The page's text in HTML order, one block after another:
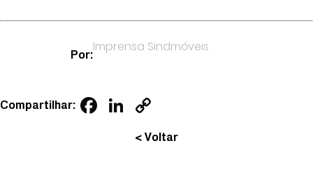
Por:
Imprensa Sindmóveis
Compartilhar: Facebook
LinkedIn
Link
< Voltar